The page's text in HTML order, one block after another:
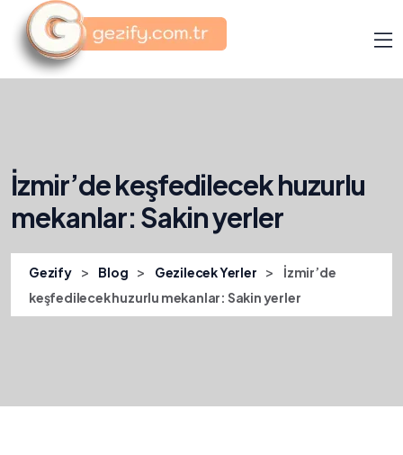
İzmir’de keşfedilecek huzurlu
mekanlar: Sakin yerler
Gezify > Blog > Gezilecek Yerler >
İzmir’de
keşfedilecek huzurlu mekanlar: Sakin yerler